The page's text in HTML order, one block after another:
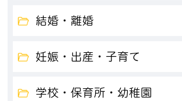
結婚・離婚
妊娠・出産・子育て
学校・保育所・幼稚園